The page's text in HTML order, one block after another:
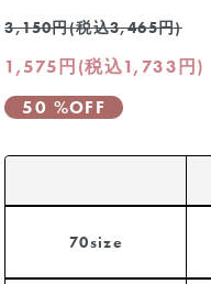
3,150円(税込3,465円)
1,575円(税込1,733円)
50 %OFF
70size